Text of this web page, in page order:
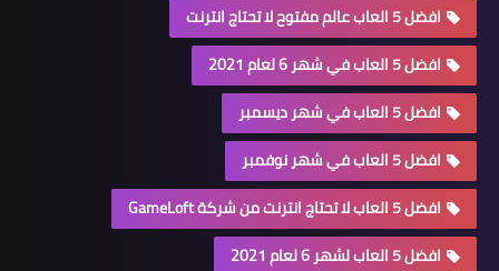
افضل 5 العاب عالم مفتوح لا تحتاج انترنت
افضل 5 العاب في شهر 6 لعام 2021
افضل 5 العاب في شهر ديسمبر
افضل 5 العاب في شهر نوفمبر
افضل 5 العاب لا تحتاج انترنت من شركة GameLoft
افضل 5 العاب لشهر 6 لعام 2021